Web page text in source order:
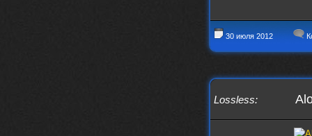
30 июля 2012
Lossless: